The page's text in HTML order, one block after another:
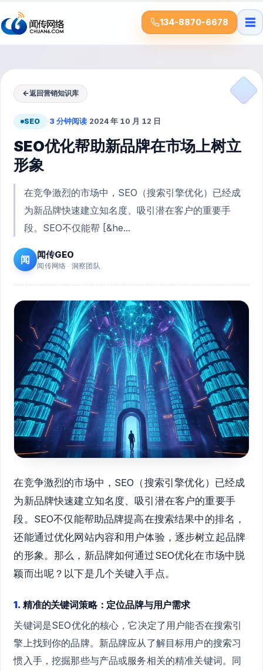
134-8870-6678 ☰
←返回营销知识库
SEO ·3 分钟阅读·2024 年 10 月 12 日
SEO优化帮助新品牌在市场上树立
形象
在竞争激烈的市场中，SEO（搜索引擎优化）已经成
为新品牌快速建立知名度、吸引潜在客户的重要手
段。SEO不仅能帮 [&he...
闻 闻传GEO
闻传网络 · 洞察团队
在竞争激烈的市场中，SEO（搜索引擎优化）已经成
为新品牌快速建立知名度、吸引潜在客户的重要手
段。SEO不仅能帮助品牌提高在搜索结果中的排名，
还能通过优化网站内容和用户体验，逐步树立起品牌
的形象。那么，新品牌如何通过SEO优化在市场中脱
颖而出呢？以下是几个关键入手点。
1. 精准的关键词策略：定位品牌与用户需求
关键词是SEO优化的核心，它决定了用户能否在搜索引
擎上找到你的品牌。新品牌应从了解目标用户的搜索习
惯入手，挖掘那些与产品或服务相关的精准关键词。同